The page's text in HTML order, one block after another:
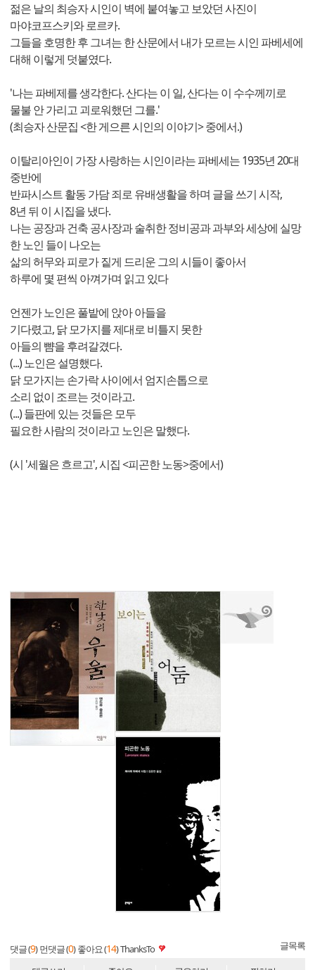
젊은 날의 최승자 시인이 벽에 붙여놓고 보았던 사진이
마야코프스키와 로르카.
그들을 호명한 후 그녀는 한 산문에서 내가 모르는 시인 파베세에
대해 이렇게 덧붙였다.
'나는 파베제를 생각한다. 산다는 이 일, 산다는 이 수수께끼로
물불 안 가리고 괴로워했던 그를.'
(최승자 산문집 <한 게으른 시인의 이야기> 중에서.)
이탈리아인이 가장 사랑하는 시인이라는 파베세는 1935년 20대
중반에
반파시스트 활동 가담 죄로 유배생활을 하며 글을 쓰기 시작,
8년 뒤 이 시집을 냈다.
나는 공장과 건축 공사장과 술취한 정비공과 과부와 세상에 실망
한 노인 들이 나오는
삶의 허무와 피로가 짙게 드리운 그의 시들이 좋아서
하루에 몇 편씩 아껴가며 읽고 있다
언젠가 노인은 풀밭에 앉아 아들을
기다렸고, 닭 모가지를 제대로 비틀지 못한
아들의 뺨을 후려갈겼다.
(...) 노인은 설명했다.
닭 모가지는 손가락 사이에서 엄지손톱으로
소리 없이 조르는 것이라고.
(...) 들판에 있는 것들은 모두
필요한 사람의 것이라고 노인은 말했다.
(시 '세월은 흐르고', 시집 <피곤한 노동>중에서)
댓글 (9) 먼댓글 (0) 좋아요 (14)ThanksTo 글목록